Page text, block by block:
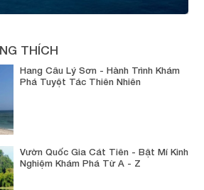
THÍCH
Hang Câu Lý Sơn - Hành Trình Khám
Phá Tuyệt Tác Thiên Nhiên
Vườn Quốc Gia Cát Tiên - Bật Mí Kinh
Nghiệm Khám Phá Từ A - Z